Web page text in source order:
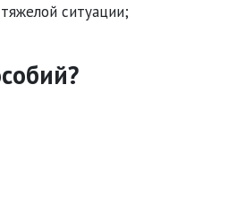
ситуации;